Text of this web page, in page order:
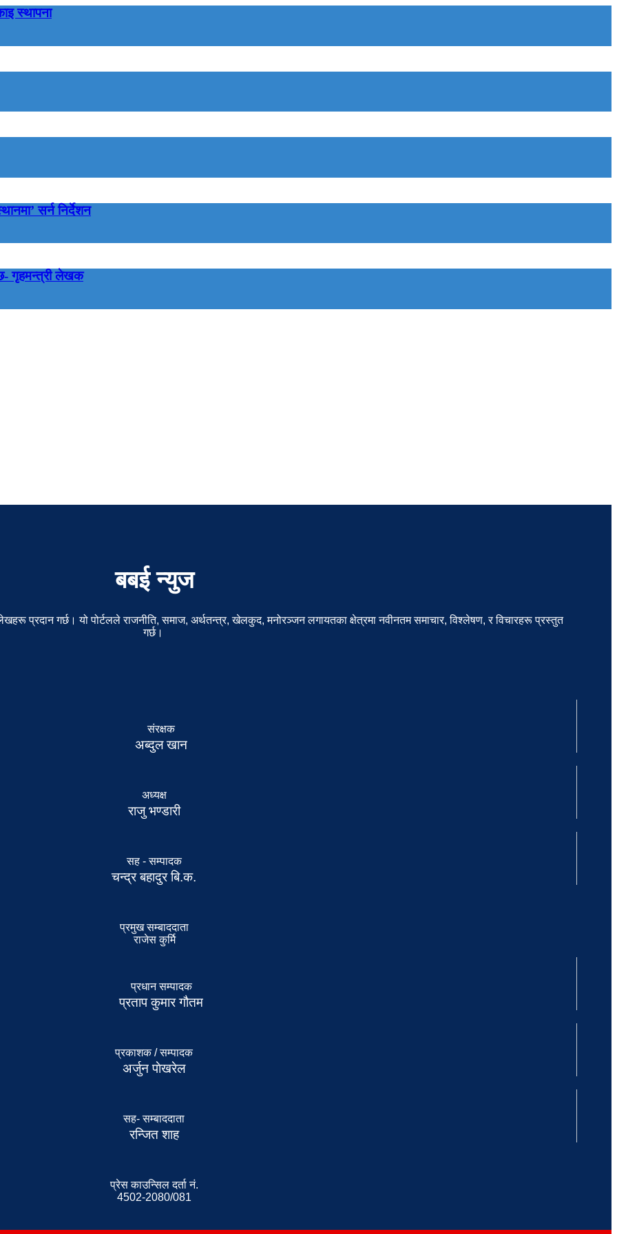
स्थापना
सर्न निर्देशन
छ- गृहमन्त्री लेखक
बबई न्युज
प्रदान गर्छ। यो पोर्टलले राजनीति, समाज, अर्थतन्त्र, खेलकुद, मनोरञ्जन लगायतका क्षेत्रमा नवीनतम समाचार, विश्लेषण, र विचारहरू प्रस्तुत
गर्छ।
संरक्षक
अब्दुल खान
अध्यक्ष
राजु भण्डारी
सह - सम्पादक
चन्द्र बहादुर बि.क.
प्रमुख सम्बाददाता
राजेस कुर्मि
प्रधान सम्पादक
प्रताप कुमार गौतम
प्रकाशक / सम्पादक
अर्जुन पाेखरेल
सह- सम्बाददाता
रन्जित शाह
प्रेस काउन्सिल दर्ता नं.
4502-2080/081